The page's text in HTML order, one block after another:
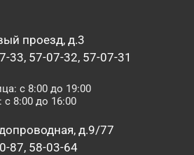
проезд, д.3
33, 57-07-32, 57-07-31
с 8:00 до 19:00
с 8:00 до 16:00
д.9/77
87, 58-03-64